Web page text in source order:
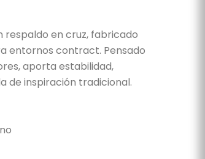
respaldo en cruz, fabricado
entornos contract. Pensado
aporta estabilidad,
de inspiración tradicional.